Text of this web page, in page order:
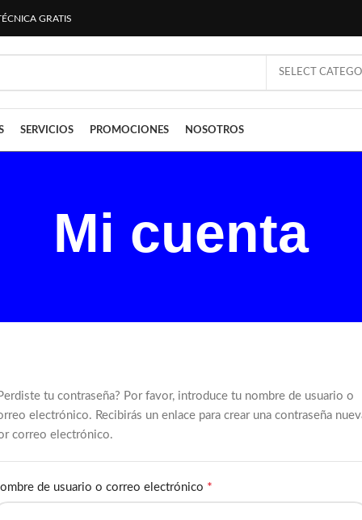
GRATIS
SELECT
SERVICIOS PROMOCIONES NOSOTROS
Mi cuenta
tu contraseña? Por favor, introduce tu nombre de usuario o
electrónico. Recibirás un enlace para crear una contraseña
correo electrónico.
de usuario o correo electrónico *